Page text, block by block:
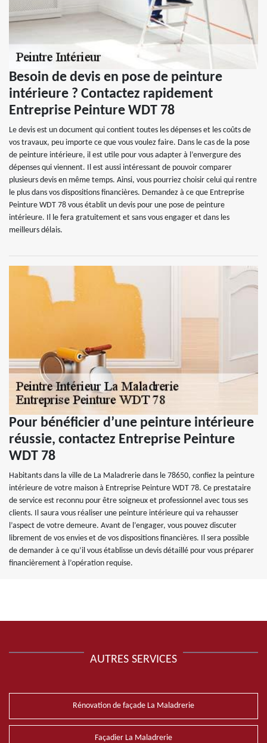
Besoin de devis en pose de peinture
intérieure ? Contactez rapidement
Entreprise Peinture WDT 78
Le devis est un document qui contient toutes les dépenses et les coûts de
vos travaux, peu importe ce que vous voulez faire. Dans le cas de la pose
de peinture intérieure, il est utile pour vous adapter à l’envergure des
dépenses qui viennent. Il est aussi intéressant de pouvoir comparer
plusieurs devis en même temps. Ainsi, vous pourriez choisir celui qui rentre
le plus dans vos dispositions financières. Demandez à ce que Entreprise
Peinture WDT 78 vous établit un devis pour une pose de peinture
intérieure. Il le fera gratuitement et sans vous engager et dans les
meilleurs délais.
Pour bénéficier d’une peinture intérieure
réussie, contactez Entreprise Peinture
WDT 78
Habitants dans la ville de La Maladrerie dans le 78650, confiez la peinture
intérieure de votre maison à Entreprise Peinture WDT 78. Ce prestataire
de service est reconnu pour être soigneux et professionnel avec tous ses
clients. Il saura vous réaliser une peinture intérieure qui va rehausser
l’aspect de votre demeure. Avant de l’engager, vous pouvez discuter
librement de vos envies et de vos dispositions financières. Il sera possible
de demander à ce qu’il vous établisse un devis détaillé pour vous préparer
financièrement à l’opération requise.
AUTRES SERVICES
Rénovation de façade La Maladrerie
Façadier La Maladrerie